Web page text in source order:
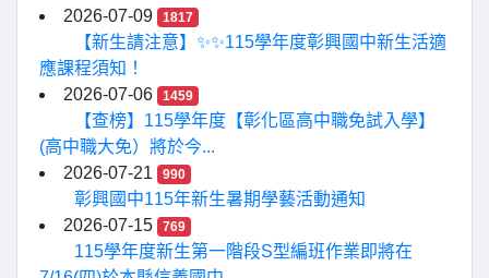
2026-07-09
1817
【新生請注意】✨✨115學年度彰興國中新生活適
應課程須知！
2026-07-06
1459
【查榜】115學年度【彰化區高中職免試入學】
(高中職大免）將於今...
2026-07-21
990
彰興國中115年新生暑期學藝活動通知
2026-07-15
769
115學年度新生第一階段S型編班作業即將在